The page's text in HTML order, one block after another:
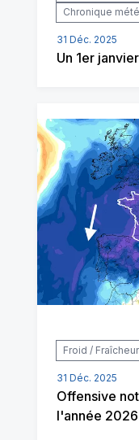
Chronique
31 Déc. 2025
Un 1er
Froid /
31 Déc. 2025
Offensive
l'année 2026